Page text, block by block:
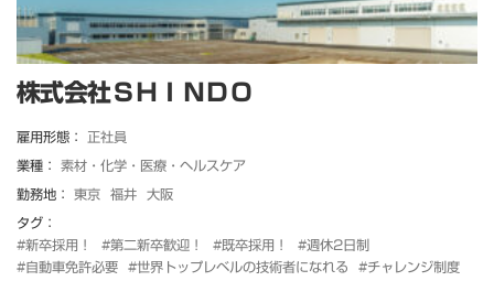
株式会社ＳＨＩＮＤＯ
雇用形態： 正社員
業種： 素材・化学・医療・ヘルスケア
勤務地： 東京 福井 大阪
タグ：
#新卒採用！
#第二新卒歓迎！ #既卒採用！
#週休2日制
#自動車免許必要
#世界トップレベルの技術者になれる
#チャレンジ制度